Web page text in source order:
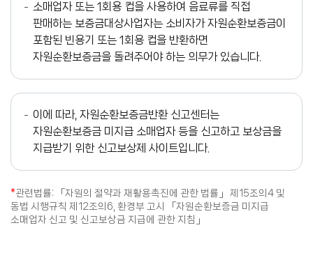
소매업자 또는 1회용 컵을 사용하여 음료류를 직접
판매하는 보증금대상사업자는 소비자가 자원순환보증금이
포함된 빈용기 또는 1회용 컵을 반환하면
자원순환보증금을 돌려주어야 하는 의무가 있습니다.
이에 따라, 자원순환보증금반환 신고센터는
자원순환보증금 미지급 소매업자 등을 신고하고 보상금을
지급받기 위한 신고보상제 사이트입니다.
*관련법률: 「자원의 절약과 재활용촉진에 관한 법률」 제15조의4 및
동법 시행규칙 제12조의6, 환경부 고시 「자원순환보증금 미지급
소매업자 신고 및 신고보상금 지급에 관한 지침」